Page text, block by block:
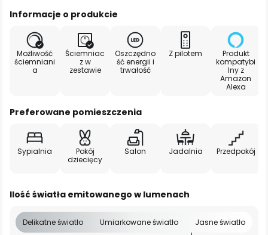
Informacje o produkcie
Możliwość
ściemniani
a
Ściemniac
z w
zestawie
Oszczędno
ść energii i
trwałość
Z pilotem
Produkt
kompatybi
lny z
Amazon
Alexa
Preferowane pomieszczenia
Sypialnia
Pokój
dziecięcy
Salon Jadalnia Przedpokój
Ilość światła emitowanego w lumenach
Delikatne światło Umiarkowane światło Jasne światło